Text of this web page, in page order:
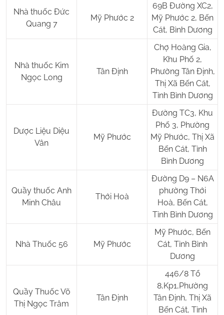
Nhà thuốc Đức
Quang 7
Mỹ Phước 2
69B Đường XC2,
Mỹ Phước 2, Bến
Cát, Bình Dương
Nhà thuốc Kim
Ngọc Long
Tân Định
Chợ Hoàng Gia,
Khu Phố 2,
Phường Tân Định,
Thị Xã Bến Cát,
Tỉnh Bình Dương
Dược Liệu Diệu
Vân
Mỹ Phước
Đường TC3, Khu
Phố 3, Phường
Mỹ Phước, Thị Xã
Bến Cát, Tỉnh
Bình Dương
Quầy thuốc Anh
Minh Châu
Thới Hoà
Đường D9 – N6A
phường Thới
Hoà, Bến Cát,
Tỉnh Bình Dương
Nhà Thuốc 56 Mỹ Phước
Mỹ Phước, Bến
Cát, Tỉnh Bình
Dương
Quầy Thuốc Võ
Thị Ngọc Trâm
Tân Định
446/8 Tổ
8,Kp1,Phường
Tân Định, Thị Xã
Bến Cát, Tỉnh